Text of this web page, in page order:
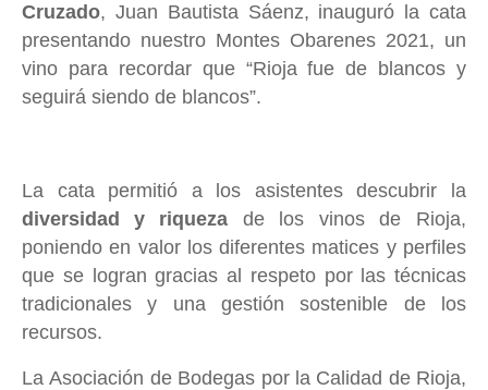
Cruzado, Juan Bautista Sáenz, inauguró la cata
presentando nuestro Montes Obarenes 2021, un
vino para recordar que “Rioja fue de blancos y
seguirá siendo de blancos”.
La cata permitió a los asistentes descubrir la
diversidad y riqueza de los vinos de Rioja,
poniendo en valor los diferentes matices y perfiles
que se logran gracias al respeto por las técnicas
tradicionales y una gestión sostenible de los
recursos.
La Asociación de Bodegas por la Calidad de Rioja,